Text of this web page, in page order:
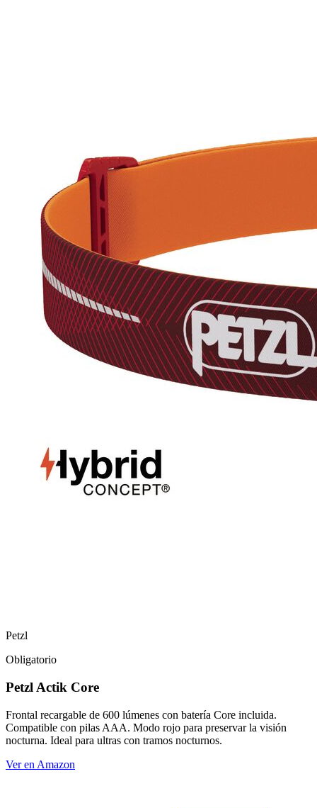
Petzl
Obligatorio
Petzl Actik Core
Frontal recargable de 600 lúmenes con batería Core incluida.
Compatible con pilas AAA. Modo rojo para preservar la visión
nocturna. Ideal para ultras con tramos nocturnos.
Ver en Amazon